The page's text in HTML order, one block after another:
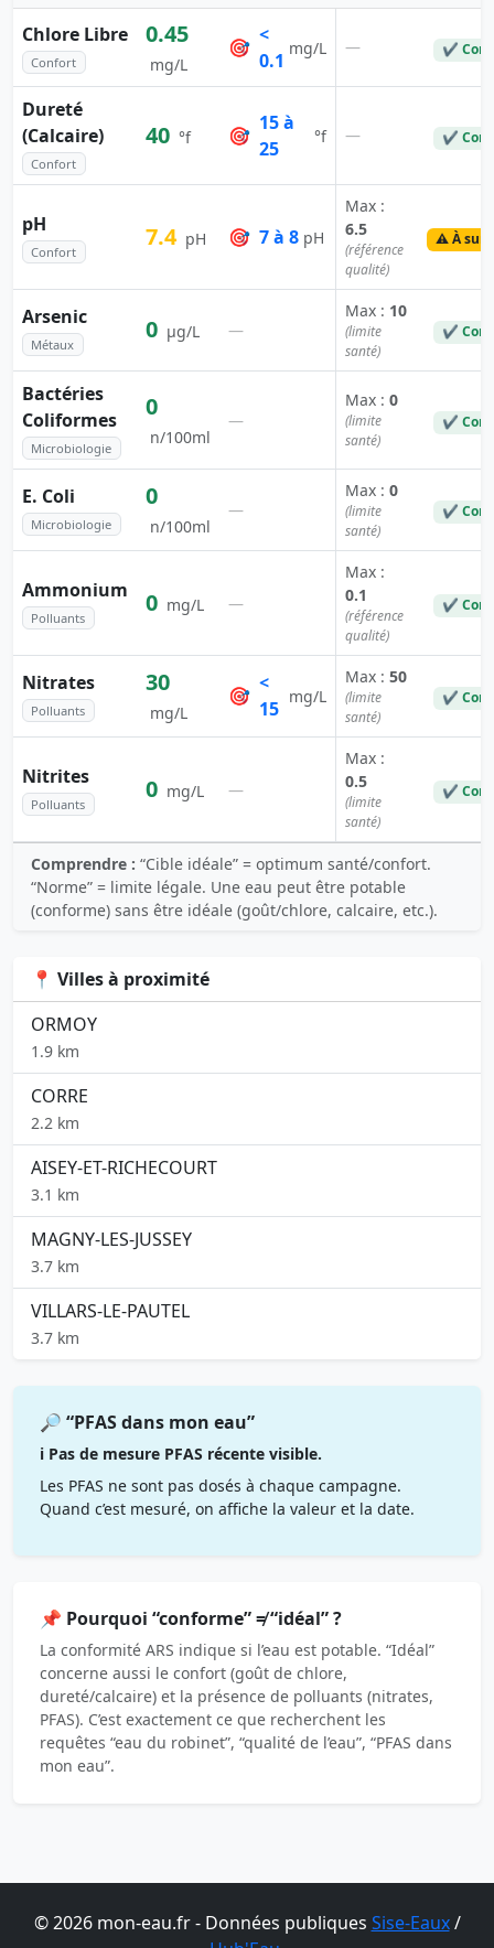
Chlore Libre
Confort
0.45
mg/L
🎯
<
0.1
mg/L — ✔
Dureté
(Calcaire)
Confort
40 °f 🎯
15 à
25
°f — ✔
pH
Confort
7.4 pH 🎯 7 à 8 pH
Max :
6.5
(référence
qualité)
⚠️ À
Arsenic
Métaux
0 µg/L —
Max : 10
(limite
santé)
✔
Bactéries
Coliformes
Microbiologie
0
n/100ml
—
Max : 0
(limite
santé)
✔
E. Coli
Microbiologie
0
n/100ml
—
Max : 0
(limite
santé)
✔
Ammonium
Polluants
0 mg/L —
Max :
0.1
(référence
qualité)
✔
Nitrates
Polluants
30
mg/L
🎯
<
15
mg/L
Max : 50
(limite
santé)
✔
Nitrites
Polluants
0 mg/L —
Max :
0.5
(limite
santé)
✔
Comprendre : “Cible idéale” = optimum santé/confort.
“Norme” = limite légale. Une eau peut être potable
(conforme) sans être idéale (goût/chlore, calcaire, etc.).
📍 Villes à proximité
ORMOY
1.9 km
CORRE
2.2 km
AISEY-ET-RICHECOURT
3.1 km
MAGNY-LES-JUSSEY
3.7 km
VILLARS-LE-PAUTEL
3.7 km
🔎 “PFAS dans mon eau”
ℹ️ Pas de mesure PFAS récente visible.
Les PFAS ne sont pas dosés à chaque campagne.
Quand c’est mesuré, on affiche la valeur et la date.
📌 Pourquoi “conforme” ≠ “idéal” ?
La conformité ARS indique si l’eau est potable. “Idéal”
concerne aussi le confort (goût de chlore,
dureté/calcaire) et la présence de polluants (nitrates,
PFAS). C’est exactement ce que recherchent les
requêtes “eau du robinet”, “qualité de l’eau”, “PFAS dans
mon eau”.
© 2026 mon-eau.fr - Données publiques Sise-Eaux/